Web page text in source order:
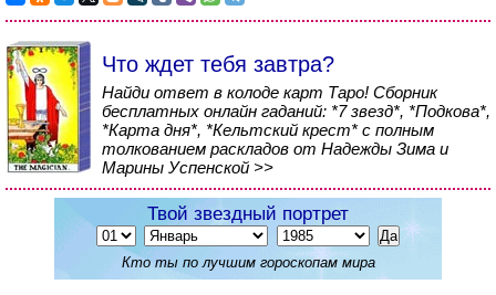
Что ждет тебя завтра?
Найди ответ в колоде карт Таро! Сборник
бесплатных онлайн гаданий: *7 звезд*, *Подкова*,
*Карта дня*, *Кельтский крест* с полным
толкованием раскладов от Надежды Зима и
Марины Успенской >>
Твой звездный портрет
Кто ты по лучшим гороскопам мира